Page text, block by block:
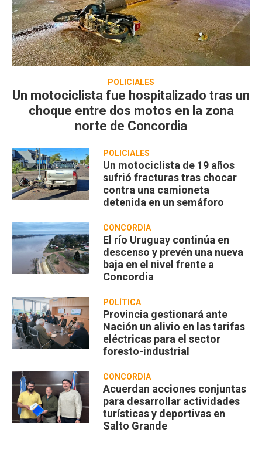
POLICIALES
Un motociclista fue hospitalizado tras un
choque entre dos motos en la zona
norte de Concordia
POLICIALES
Un motociclista de 19 años
sufrió fracturas tras chocar
contra una camioneta
detenida en un semáforo
CONCORDIA
El río Uruguay continúa en
descenso y prevén una nueva
baja en el nivel frente a
Concordia
POLÍTICA
Provincia gestionará ante
Nación un alivio en las tarifas
eléctricas para el sector
foresto-industrial
CONCORDIA
Acuerdan acciones conjuntas
para desarrollar actividades
turísticas y deportivas en
Salto Grande